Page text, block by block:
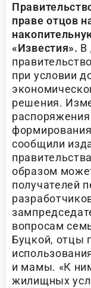
праве отцов
«Известия». В
при условии
решения.
сообщили
образом
получателей
вопросам
Буцкой, отцы
и мамы. «К
жилищных